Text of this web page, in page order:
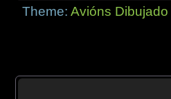
Theme:Avións Dibujado